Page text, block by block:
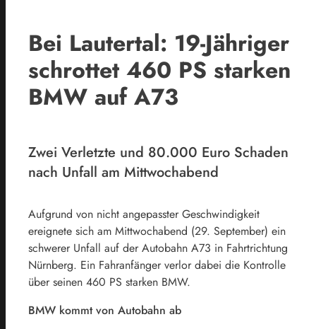
Bei Lautertal: 19-Jähriger
schrottet 460 PS starken
BMW auf A73
Zwei Verletzte und 80.000 Euro Schaden
nach Unfall am Mittwochabend
Aufgrund von nicht angepasster Geschwindigkeit
ereignete sich am Mittwochabend (29. September) ein
schwerer Unfall auf der Autobahn A73 in Fahrtrichtung
Nürnberg. Ein Fahranfänger verlor dabei die Kontrolle
über seinen 460 PS starken BMW.
BMW kommt von Autobahn ab